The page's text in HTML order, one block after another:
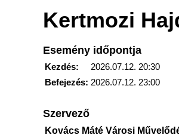
Kertmozi
Esemény időpontja
Kezdés:
2026.07.12. 20:30
Befejezés: 2026.07.12. 23:00
Szervező
Kovács Máté Városi